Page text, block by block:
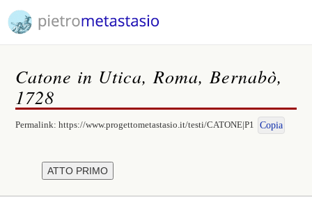
Catone in Utica, Roma, Bernabò,
1728
Permalink:https://www.progettometastasio.it/testi/CATONE|P1 Copia